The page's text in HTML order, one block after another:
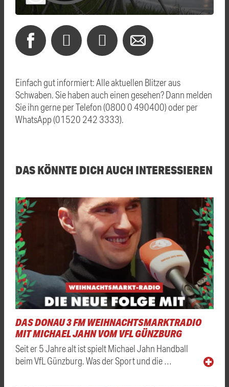
Einfach gut informiert: Alle aktuellen Blitzer aus
Schwaben. Sie haben auch einen gesehen? Dann melden
Sie ihn gerne per Telefon (0800 0 490400) oder per
WhatsApp (01520 242 3333).
DAS KÖNNTE DICH AUCH INTERESSIEREN
DAS DONAU 3 FM WEIHNACHTSMARKTRADIO
MIT MICHAEL JAHN VOM VFL GÜNZBURG
Seit er 5 Jahre alt ist spielt Michael Jahn Handball
beim VfL Günzburg. Was der Sport und die …